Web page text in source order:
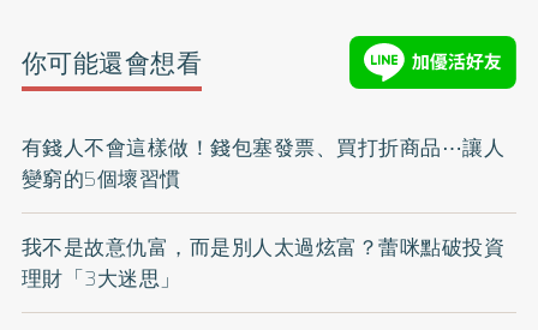
你可能還會想看
有錢人不會這樣做！錢包塞發票、買打折商品⋯讓人
變窮的5個壞習慣
我不是故意仇富，而是別人太過炫富？蕾咪點破投資
理財「3大迷思」